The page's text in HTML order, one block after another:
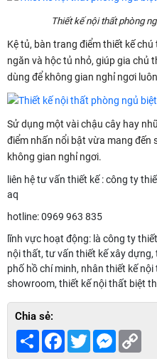
Thiết kế nội thất phòng
Kệ tủ, bàn trang điểm thiết kế
ngăn và hộc tủ nhỏ, giúp gia chủ
dùng để không gian nghỉ ngơi
Sử dụng một vài chậu cây hay
điểm nhấn nổi bật vừa mang
không gian nghỉ ngơi.
liên hệ tư vấn thiết kế : công ty
aq
hotline: 0969 963 835
lĩnh vực hoạt động: là công ty
nội thất, tư vấn thiết kế xây
phố hồ chí minh, nhân thiết kế
showroom, thiết kế nội thất biệt
Chia sẻ:
Share Facebook
Twitter